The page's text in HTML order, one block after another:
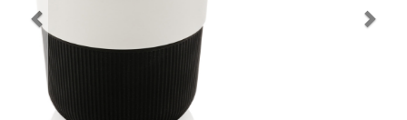
Tecnología
Más Regalos